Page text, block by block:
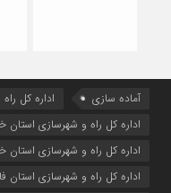
آماده سازی
اداره كل
اداره كل راه و شهرسازي استان
اداره كل راه و شهرسازي استان
اداره كل راه و شهرسازي استان